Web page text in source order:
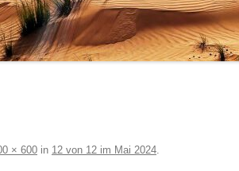
× 600 in 12 von 12 im Mai 2024.